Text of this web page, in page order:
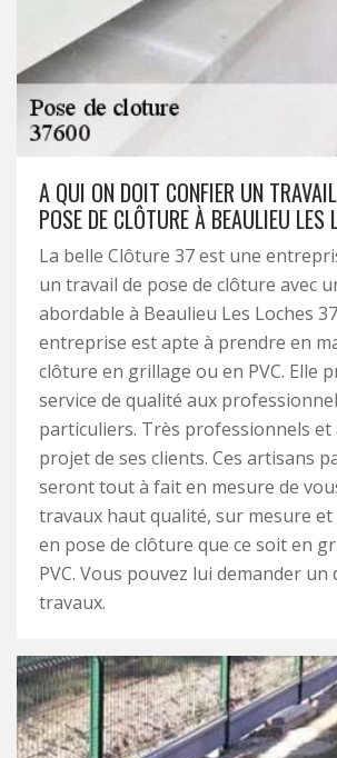
A QUI ON DOIT CONFIER UN
POSE DE CLÔTURE À BEAULIEU LES
La belle Clôture 37 est une
un travail de pose de clôture avec
abordable à Beaulieu Les Loches
entreprise est apte à prendre en
clôture en grillage ou en PVC. Elle
service de qualité aux
particuliers. Très professionnels et
projet de ses clients. Ces artisans
seront tout à fait en mesure de
travaux haut qualité, sur mesure
en pose de clôture que ce soit en
PVC. Vous pouvez lui demander un
travaux.